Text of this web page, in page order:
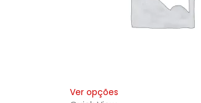
Ver opções